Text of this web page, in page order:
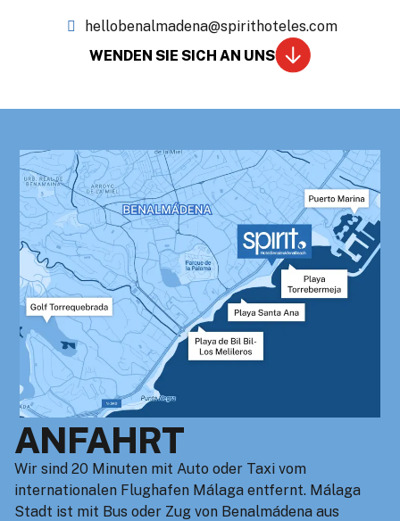
hellobenalmadena@spirithoteles.com
WENDEN SIE SICH AN UNS
ANFAHRT
Wir sind 20 Minuten mit Auto oder Taxi vom
internationalen Flughafen Málaga entfernt. Málaga
Stadt ist mit Bus oder Zug von Benalmádena aus